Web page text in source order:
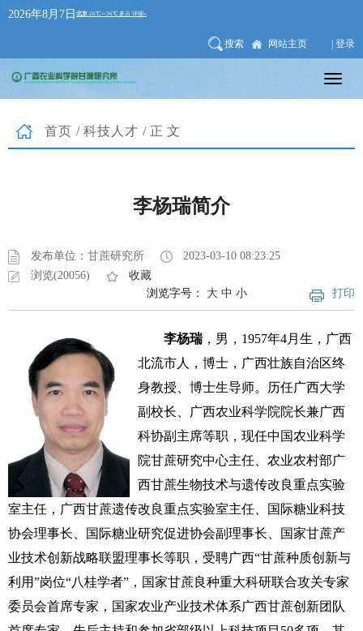
2026年8月7日
搜索 网站主页 | 登录
首页 / 科技人才 /正文
李杨瑞简介
发布单位：甘蔗研究所
2023-03-10 08:23:25
浏览(20056)
收藏
打印
浏览字号： 大 中 小
李杨瑞，男，1957年4月生，广西
北流市人，博士，广西壮族自治区终
身教授、博士生导师。历任广西大学
副校长、广西农业科学院院长兼广西
科协副主席等职，现任中国农业科学
院甘蔗研究中心主任、农业农村部广
西甘蔗生物技术与遗传改良重点实验
室主任，广西甘蔗遗传改良重点实验室主任、国际糖业科技
协会理事长、国际糖业研究促进协会副理事长、国家甘蔗产
业技术创新战略联盟理事长等职，受聘广西“甘蔗种质创新与
利用”岗位“八桂学者”，国家甘蔗良种重大科研联合攻关专家
委员会首席专家，国家农业产业技术体系广西甘蔗创新团队